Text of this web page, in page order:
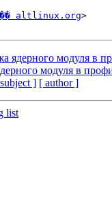
�� altlinux.org>
ядерного модуля в
модуля в
] [ author ]
list